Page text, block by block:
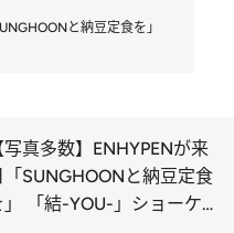
と納豆定食を」
写真多数】ENHYPENが来
「SUNGHOONと納豆定食
」 「結-YOU-」ショーケ